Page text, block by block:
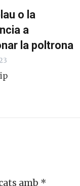
o la
a
la poltrona
amb *